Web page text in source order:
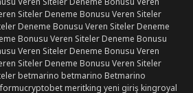
SitelerDeneme Bonusu Veren Siteler
Deneme Bonusu Veren SitelerDeneme
Bonusu Veren SitelerDeneme Bonusu
Veren SitelerDeneme Bonusu Veren
SitelerDeneme Bonusu Veren Siteler
betmarino betmarino Betmarino
cryptobetmeritking yeni girişkingroyal